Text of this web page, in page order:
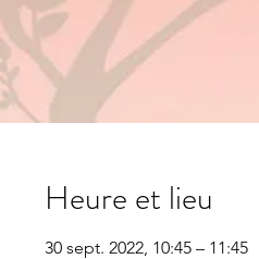
Heure et lieu
30 sept. 2022, 10:45 – 11:45